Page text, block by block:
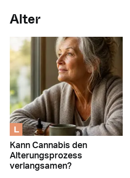
Alter
L
Kann Cannabis den
Alterungsprozess
verlangsamen?